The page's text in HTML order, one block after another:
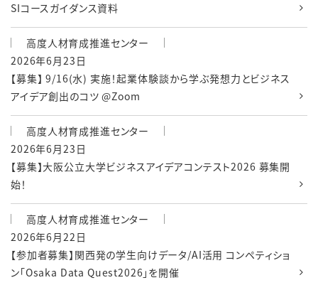
SIコースガイダンス資料
高度人材育成推進センター
2026年6月23日
【募集】 9/16(水) 実施！起業体験談から学ぶ発想力とビジネス
アイデア創出のコツ @Zoom
高度人材育成推進センター
2026年6月23日
【募集】大阪公立大学ビジネスアイデアコンテスト2026 募集開
始！
高度人材育成推進センター
2026年6月22日
【参加者募集】関西発の学生向けデータ/AI活用 コンペティショ
ン「Osaka Data Quest2026」を開催